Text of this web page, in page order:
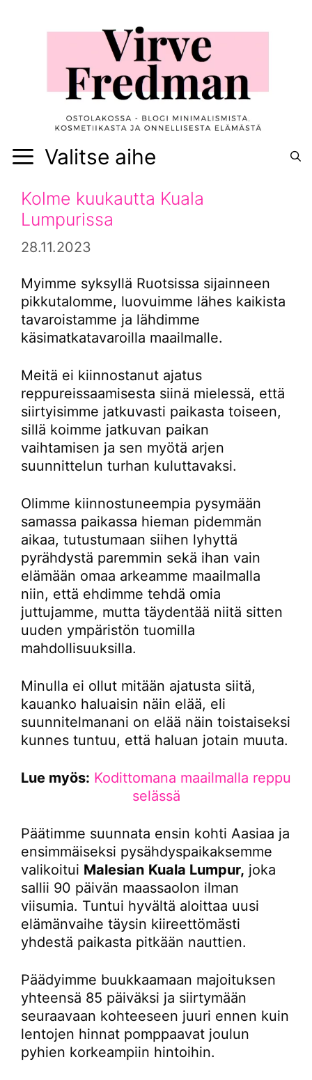
Valitse aihe
Kolme kuukautta Kuala
Lumpurissa
28.11.2023
Myimme syksyllä Ruotsissa sijainneen
pikkutalomme, luovuimme lähes kaikista
tavaroistamme ja lähdimme
käsimatkatavaroilla maailmalle.
Meitä ei kiinnostanut ajatus
reppureissaamisesta siinä mielessä, että
siirtyisimme jatkuvasti paikasta toiseen,
sillä koimme jatkuvan paikan
vaihtamisen ja sen myötä arjen
suunnittelun turhan kuluttavaksi.
Olimme kiinnostuneempia pysymään
samassa paikassa hieman pidemmän
aikaa, tutustumaan siihen lyhyttä
pyrähdystä paremmin sekä ihan vain
elämään omaa arkeamme maailmalla
niin, että ehdimme tehdä omia
juttujamme, mutta täydentää niitä sitten
uuden ympäristön tuomilla
mahdollisuuksilla.
Minulla ei ollut mitään ajatusta siitä,
kauanko haluaisin näin elää, eli
suunnitelmanani on elää näin toistaiseksi
kunnes tuntuu, että haluan jotain muuta.
Lue myös: Kodittomana maailmalla reppu
selässä
Päätimme suunnata ensin kohti Aasiaa ja
ensimmäiseksi pysähdyspaikaksemme
valikoitui Malesian Kuala Lumpur, joka
sallii 90 päivän maassaolon ilman
viisumia. Tuntui hyvältä aloittaa uusi
elämänvaihe täysin kiireettömästi
yhdestä paikasta pitkään nauttien.
Päädyimme buukkaamaan majoituksen
yhteensä 85 päiväksi ja siirtymään
seuraavaan kohteeseen juuri ennen kuin
lentojen hinnat pomppaavat joulun
pyhien korkeampiin hintoihin.